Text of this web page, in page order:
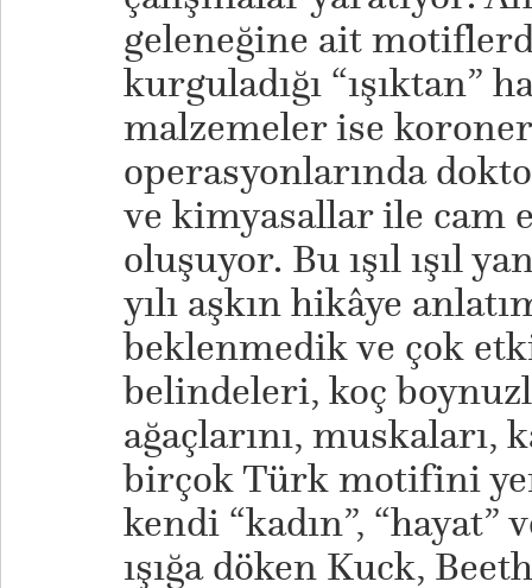
geleneğine ait
kurguladığı “ışıktan”
malzemeler ise
operasyonlarında
ve kimyasallar ile cam
oluşuyor. Bu ışıl ışıl
yılı aşkın hikâye
beklenmedik ve çok
belindeleri, koç
ağaçlarını, muskaları,
birçok Türk motifini
kendi “kadın”,
ışığa döken Kuck,